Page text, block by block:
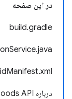
در این صفحه
build.gradle